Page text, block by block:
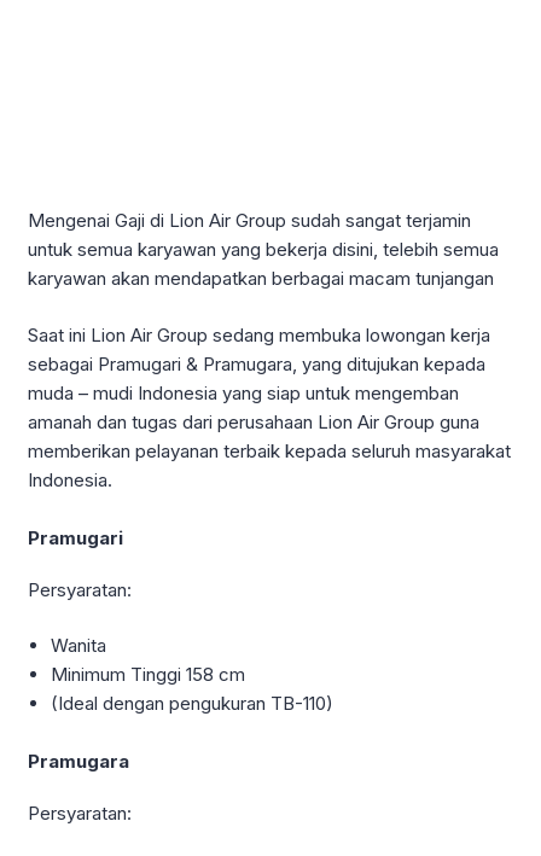
Mengenai Gaji di Lion Air Group sudah sangat terjamin
untuk semua karyawan yang bekerja disini, telebih semua
karyawan akan mendapatkan berbagai macam tunjangan
Saat ini Lion Air Group sedang membuka lowongan kerja
sebagai Pramugari & Pramugara, yang ditujukan kepada
muda – mudi Indonesia yang siap untuk mengemban
amanah dan tugas dari perusahaan Lion Air Group guna
memberikan pelayanan terbaik kepada seluruh masyarakat
Indonesia.
Pramugari
Persyaratan:
Wanita
Minimum Tinggi 158 cm
(Ideal dengan pengukuran TB-110)
Pramugara
Persyaratan: